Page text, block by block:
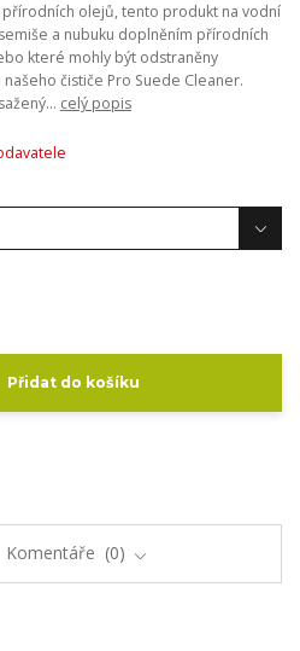
olejů, tento produkt na vodní
a nubuku doplněním přírodních
které mohly být odstraněny
čističe Pro Suede Cleaner.
celý popis
Přidat do košíku
Komentáře 0